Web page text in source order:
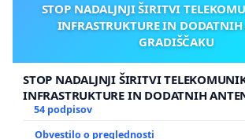
STOP NADALJNJI ŠIRITVI
INFRASTRUKTURE IN
GRADIŠČAKU
STOP NADALJNJI ŠIRITVI
INFRASTRUKTURE IN DODATNIH
GRADIŠČAKU
54 podpisov
Obvestilo o preglednosti